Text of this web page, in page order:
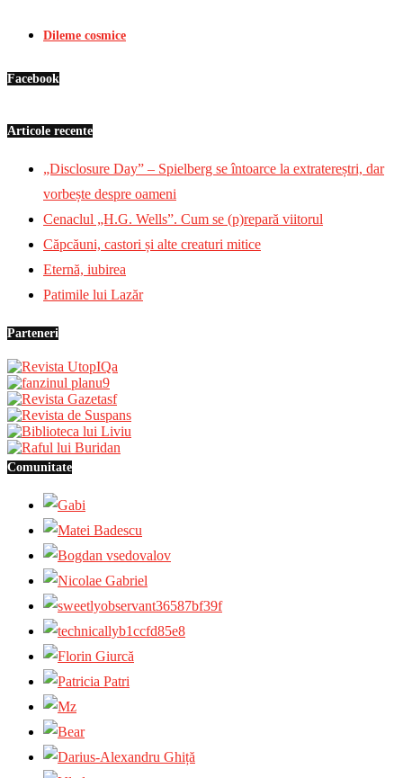
Dileme cosmice
Facebook
Articole recente
„Disclosure Day” – Spielberg se întoarce la extratereștri, dar
vorbește despre oameni
Cenaclul „H.G. Wells”. Cum se (p)repară viitorul
Căpcăuni, castori și alte creaturi mitice
Eternă, iubirea
Patimile lui Lazăr
Parteneri
Comunitate